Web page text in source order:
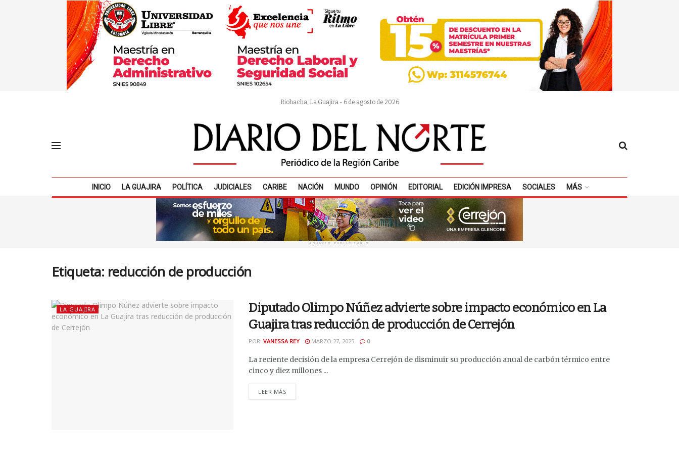
Riohacha, La Guajira - 6 de agosto de 2026
INICIO LA GUAJIRA POLÍTICA JUDICIALES CARIBE NACIÓN MUNDO OPINIÓN EDITORIAL EDICIÓN IMPRESA SOCIALES MÁS
ANUNCIO PUBLICITARIO
Etiqueta: reducción de producción
LA GUAJIRA
Diputado Olimpo Núñez advierte sobre impacto económico en La
Guajira tras reducción de producción de Cerrejón
POR: VANESSA REY MARZO 27, 2025 0
La reciente decisión de la empresa Cerrejón de disminuir su producción anual de carbón térmico entre
cinco y diez millones ...
LEER MÁS